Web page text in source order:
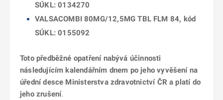
SÚKL: 0134270
VALSACOMBI 80MG/12,5MG TBL FLM 84, kód
SÚKL: 0155092
Toto předběžné opatření nabývá účinnosti
následujícím kalendářním dnem po jeho vyvěšení na
úřední desce Ministerstva zdravotnictví ČR a platí do
jeho zrušení.